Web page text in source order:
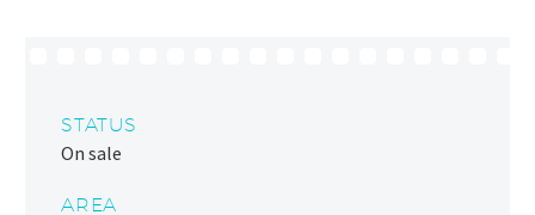
STATUS
On sale
AREA